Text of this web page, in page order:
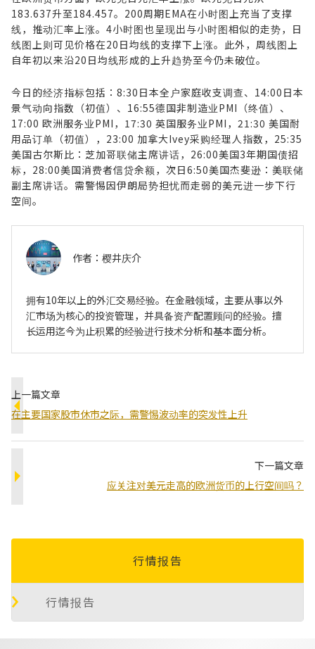
183.637升至184.457。200周期EMA在小时图上充当了支撑
线，推动汇率上涨。4小时图也呈现出与小时图相似的走势，日
线图上则可见价格在20日均线的支撑下上涨。此外，周线图上
自年初以来沿20日均线形成的上升趋势至今仍未破位。
今日的经济指标包括：8:30日本全户家庭收支调查、14:00日本
景气动向指数（初值）、16:55德国非制造业PMI（终值）、
17:00 欧洲服务业PMI，17:30 英国服务业PMI，21:30 美国耐
用品订单（初值），23:00 加拿大Ivey采购经理人指数，25:35
美国古尔斯比：芝加哥联储主席讲话，26:00美国3年期国债招
标，28:00美国消费者信贷余额，次日6:50美国杰斐逊：美联储
副主席讲话。需警惕因伊朗局势担忧而走弱的美元进一步下行
空间。
作者： 樱井庆介
拥有10年以上的外汇交易经验。在金融领域，主要从事以外
汇市场为核心的投资管理，并具备资产配置顾问的经验。擅
长运用迄今为止积累的经验进行技术分析和基本面分析。
上一篇文章
在主要国家股市休市之际，需警惕波动率的突发性上升
下一篇文章
应关注对美元走高的欧洲货币的上行空间吗？
行情报告
行情报告